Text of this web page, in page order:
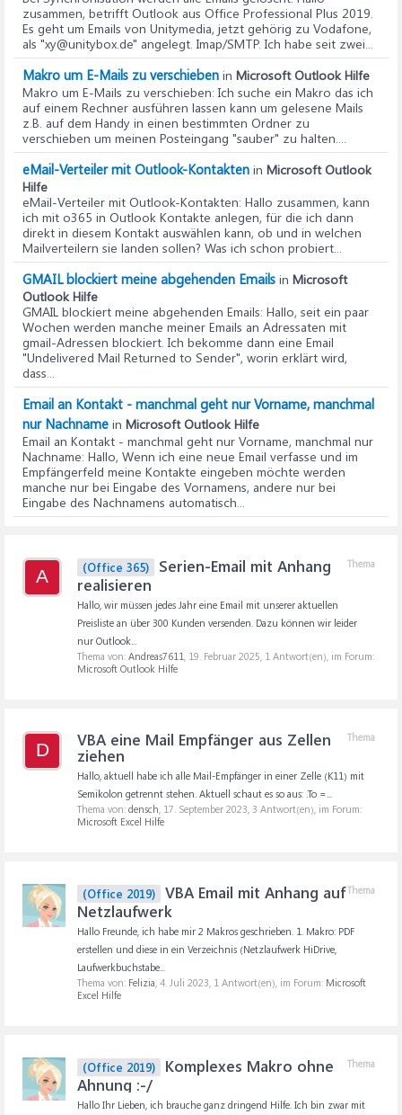
zusammen, betrifft Outlook aus Office Professional Plus 2019.
Es geht um Emails von Unitymedia, jetzt gehörig zu Vodafone,
als "xy@unitybox.de" angelegt. Imap/SMTP. Ich habe seit zwei...
Makro um E-Mails zu verschieben in Microsoft Outlook Hilfe
Makro um E-Mails zu verschieben: Ich suche ein Makro das ich
auf einem Rechner ausführen lassen kann um gelesene Mails
z.B. auf dem Handy in einen bestimmten Ordner zu
verschieben um meinen Posteingang "sauber" zu halten....
eMail-Verteiler mit Outlook-Kontakten in Microsoft Outlook
Hilfe
eMail-Verteiler mit Outlook-Kontakten: Hallo zusammen, kann
ich mit o365 in Outlook Kontakte anlegen, für die ich dann
direkt in diesem Kontakt auswählen kann, ob und in welchen
Mailverteilern sie landen sollen? Was ich schon probiert...
GMAIL blockiert meine abgehenden Emails in Microsoft
Outlook Hilfe
GMAIL blockiert meine abgehenden Emails: Hallo, seit ein paar
Wochen werden manche meiner Emails an Adressaten mit
gmail-Adressen blockiert. Ich bekomme dann eine Email
"Undelivered Mail Returned to Sender", worin erklärt wird,
dass...
Email an Kontakt - manchmal geht nur Vorname, manchmal
nur Nachname in Microsoft Outlook Hilfe
Email an Kontakt - manchmal geht nur Vorname, manchmal nur
Nachname: Hallo, Wenn ich eine neue Email verfasse und im
Empfängerfeld meine Kontakte eingeben möchte werden
manche nur bei Eingabe des Vornamens, andere nur bei
Eingabe des Nachnamens automatisch...
A
Thema
(Office 365)
Serien-Email mit Anhang
realisieren
Hallo, wir müssen jedes Jahr eine Email mit unserer aktuellen
Preisliste an über 300 Kunden versenden. Dazu können wir leider
nur Outlook...
Thema von: Andreas7611, 19. Februar 2025, 1 Antwort(en), im Forum:
Microsoft Outlook Hilfe
D
Thema
VBA eine Mail Empfänger aus Zellen
ziehen
Hallo, aktuell habe ich alle Mail-Empfänger in einer Zelle (K11) mit
Semikolon getrennt stehen. Aktuell schaut es so aus: .To =...
Thema von: densch, 17. September 2023, 3 Antwort(en), im Forum:
Microsoft Excel Hilfe
Thema
(Office 2019)
VBA Email mit Anhang auf
Netzlaufwerk
Hallo Freunde, ich habe mir 2 Makros geschrieben. 1. Makro: PDF
erstellen und diese in ein Verzeichnis (Netzlaufwerk HiDrive,
Laufwerkbuchstabe...
Thema von: Felizia, 4. Juli 2023, 1 Antwort(en), im Forum: Microsoft
Excel Hilfe
Thema
(Office 2019)
Komplexes Makro ohne
Ahnung :-/
Hallo Ihr Lieben, ich brauche ganz dringend Hilfe. Ich bin zwar mit